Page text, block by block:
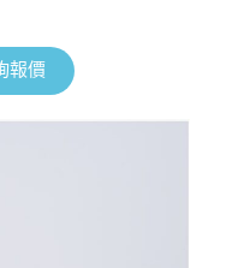
報價